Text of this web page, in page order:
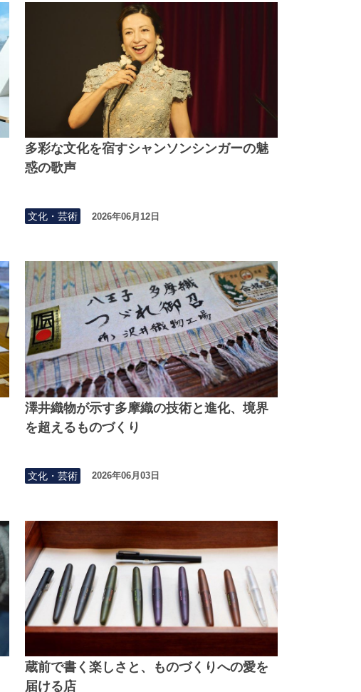
多彩な文化を宿すシャンソンシンガーの魅
惑の歌声
文化・芸術 2026年06月12日
澤井織物が示す多摩織の技術と進化、境界
を超えるものづくり
文化・芸術 2026年06月03日
蔵前で書く楽しさと、ものづくりへの愛を
届ける店